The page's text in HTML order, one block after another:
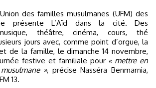
des familles musulmanes (UFM) des
présente L’Aïd dans la cité. Des
théâtre, cinéma, cours, thé
jours avec, comme point d’orgue, la
de la famille, le dimanche 14 novembre,
festive et familiale pour « mettre en
», précise Nasséra Benmarnia,
13.